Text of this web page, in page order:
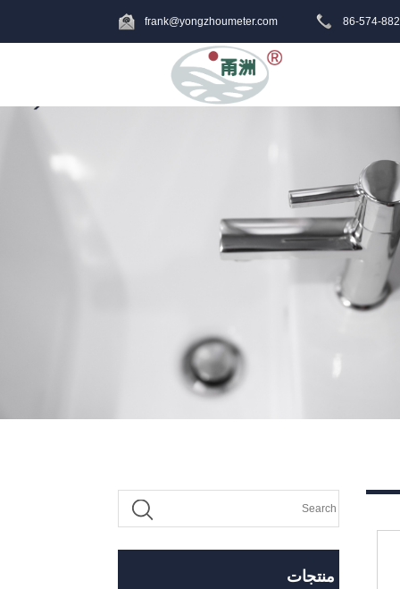
frank@yongzhoumeter.com
منتجات